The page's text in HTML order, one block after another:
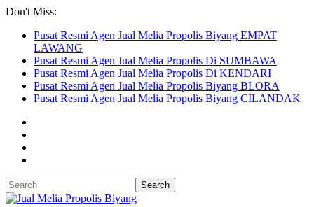
Don't Miss:
Pusat Resmi Agen Jual Melia Propolis Biyang EMPAT
LAWANG
Pusat Resmi Agen Jual Melia Propolis Di SUMBAWA
Pusat Resmi Agen Jual Melia Propolis Di KENDARI
Pusat Resmi Agen Jual Melia Propolis Biyang BLORA
Pusat Resmi Agen Jual Melia Propolis Biyang CILANDAK